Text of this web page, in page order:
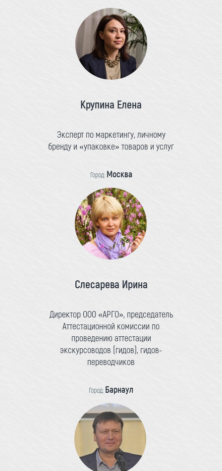
Крупина Елена
Эксперт по маркетингу, личному
бренду и «упаковке» товаров и услуг
Город: Москва
Слесарева Ирина
Директор ООО «АРГО», председатель
Аттестационной комиссии по
проведению аттестации
экскурсоводов (гидов), гидов-
переводчиков
Город: Барнаул